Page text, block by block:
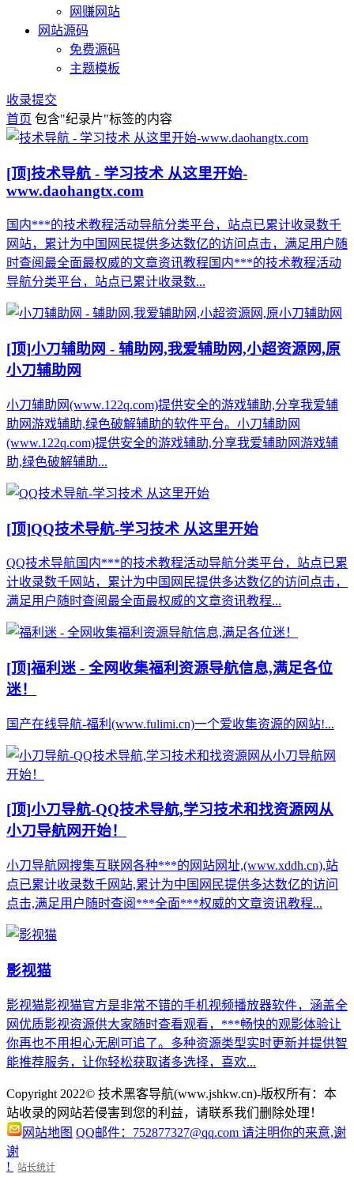
网赚网站
网站源码
免费源码
主题模板
收录提交
首页 包含"纪录片"标签的内容
[顶]技术导航 - 学习技术 从这里开始-
www.daohangtx.com
国内***的技术教程活动导航分类平台，站点已累计收录数千
网站，累计为中国网民提供多达数亿的访问点击，满足用户随
时查阅最全面最权威的文章资讯教程国内***的技术教程活动
导航分类平台，站点已累计收录数...
[顶]小刀辅助网 - 辅助网,我爱辅助网,小超资源网,原
小刀辅助网
小刀辅助网(www.122q.com)提供安全的游戏辅助,分享我爱辅
助网游戏辅助,绿色破解辅助的软件平台。小刀辅助网
(www.122q.com)提供安全的游戏辅助,分享我爱辅助网游戏辅
助,绿色破解辅助...
[顶]QQ技术导航-学习技术 从这里开始
QQ技术导航国内***的技术教程活动导航分类平台，站点已累
计收录数千网站，累计为中国网民提供多达数亿的访问点击，
满足用户随时查阅最全面最权威的文章资讯教程...
[顶]福利迷 - 全网收集福利资源导航信息,满足各位
迷！
国产在线导航-福利(www.fulimi.cn)一个爱收集资源的网站!...
[顶]小刀导航-QQ技术导航,学习技术和找资源网从
小刀导航网开始！
小刀导航网搜集互联网各种***的网站网址,(www.xddh.cn),站
点已累计收录数千网站,累计为中国网民提供多达数亿的访问
点击,满足用户随时查阅***全面***权威的文章资讯教程...
影视猫
影视猫影视猫官方是非常不错的手机视频播放器软件，涵盖全
网优质影视资源供大家随时查看观看，***畅快的观影体验让
你再也不用担心无剧可追了。多种资源类型实时更新并提供智
能推荐服务，让你轻松获取诸多选择，喜欢...
Copyright 2022© 技术黑客导航(www.jshkw.cn)-版权所有：本
站收录的网站若侵害到您的利益，请联系我们删除处理！
网站地图 QQ邮件：752877327@qq.com 请注明你的来意,谢
谢
!
站长统计